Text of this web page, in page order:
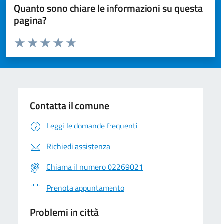
Quanto sono chiare le informazioni su questa
pagina?
Valuta da 1 a 5 stelle la pagina
Valuta 5 stelle su 5
Valuta 4 stelle su 5
Valuta 3 stelle su 5
Valuta 2 stelle su 5
Valuta 1 stelle su 5
Contatta il comune
Leggi le domande frequenti
Richiedi assistenza
Chiama il numero 02269021
Prenota appuntamento
Problemi in città